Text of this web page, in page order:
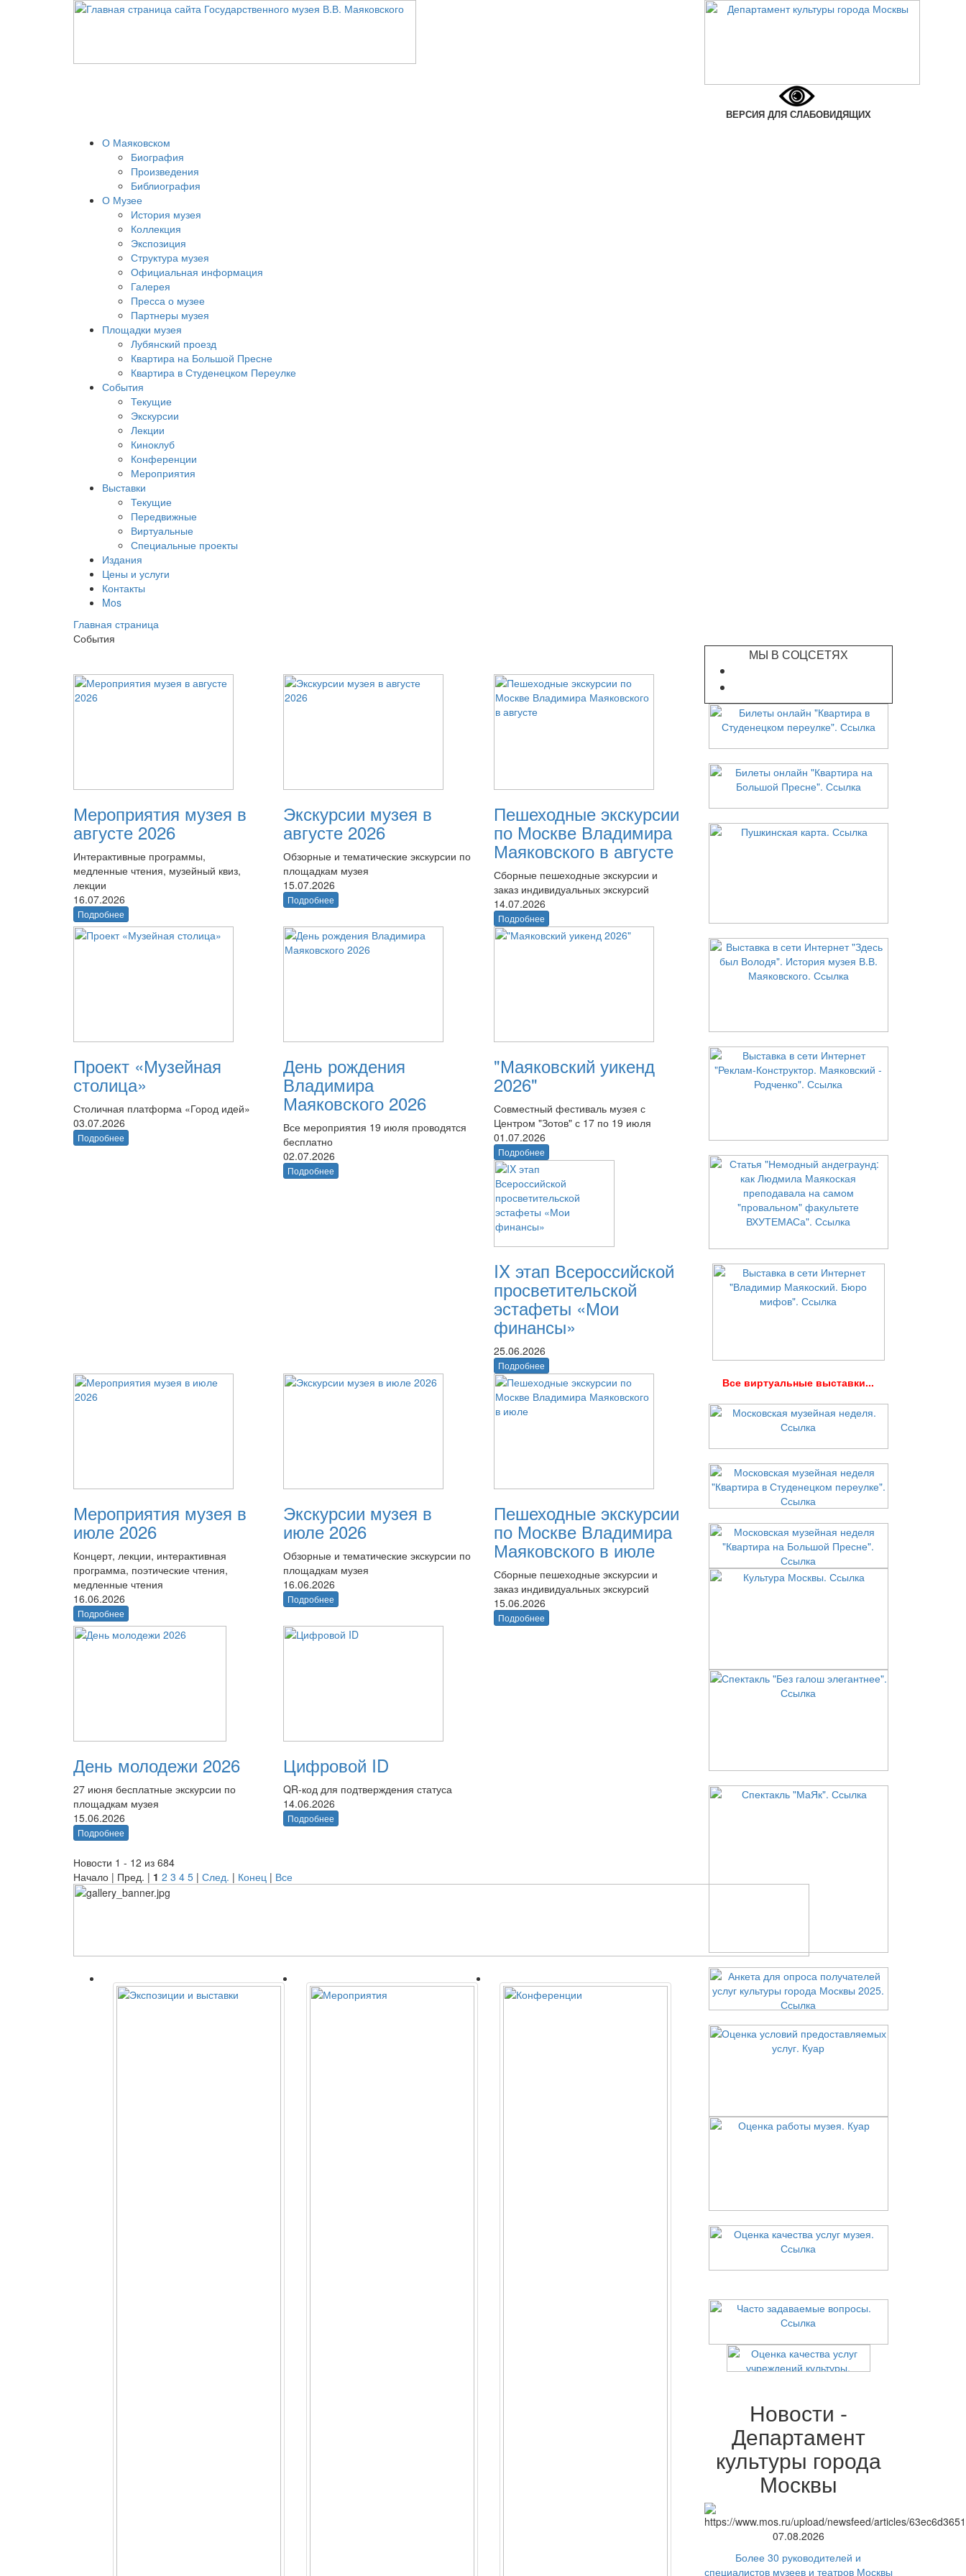
ВЕРСИЯ ДЛЯ СЛАБОВИДЯЩИХ
О Маяковском
Биография
Произведения
Библиография
О Музее
История музея
Коллекция
Экспозиция
Структура музея
Официальная информация
Галерея
Пресса о музее
Партнеры музея
Площадки музея
Лубянский проезд
Квартира на Большой Пресне
Квартира в Студенецком Переулке
События
Текущие
Экскурсии
Лекции
Киноклуб
Конференции
Мероприятия
Выставки
Текущие
Передвижные
Виртуальные
Специальные проекты
Издания
Цены и услуги
Контакты
Mos
Главная страница
События
Мероприятия музея в
августе 2026
Интерактивные программы,
медленные чтения, музейный квиз,
лекции
16.07.2026
Подробнее
Экскурсии музея в
августе 2026
Обзорные и тематические экскурсии по
площадкам музея
15.07.2026
Подробнее
Пешеходные экскурсии
по Москве Владимира
Маяковского в августе
Сборные пешеходные экскурсии и
заказ индивидуальных экскурсий
14.07.2026
Подробнее
Проект «Музейная
столица»
Столичная платформа «Город идей»
03.07.2026
Подробнее
День рождения
Владимира
Маяковского 2026
Все мероприятия 19 июля проводятся
бесплатно
02.07.2026
Подробнее
"Маяковский уикенд
2026"
Совместный фестиваль музея с
Центром "Зотов" с 17 по 19 июля
01.07.2026
Подробнее
IX этап Всероссийской
просветительской
эстафеты «Мои
финансы»
25.06.2026
Подробнее
Мероприятия музея в
июле 2026
Концерт, лекции, интерактивная
программа, поэтические чтения,
медленные чтения
16.06.2026
Подробнее
Экскурсии музея в
июле 2026
Обзорные и тематические экскурсии по
площадкам музея
16.06.2026
Подробнее
Пешеходные экскурсии
по Москве Владимира
Маяковского в июле
Сборные пешеходные экскурсии и
заказ индивидуальных экскурсий
15.06.2026
Подробнее
День молодежи 2026
27 июня бесплатные экскурсии по
площадкам музея
15.06.2026
Подробнее
Цифровой ID
QR-код для подтверждения статуса
14.06.2026
Подробнее
Новости 1 - 12 из 684
Начало | Пред. | 1 2 3 4 5 | След. | Конец | Все
МЫ В СОЦСЕТЯХ
Все виртуальные выставки...
Новости -
Департамент
культуры города
Москвы
07.08.2026
Более 30 руководителей и
специалистов музеев и театров Москвы